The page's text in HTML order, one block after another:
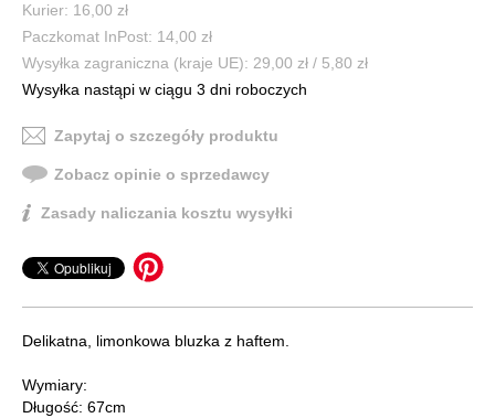
Kurier: 16,00 zł
Paczkomat InPost: 14,00 zł
Wysyłka zagraniczna (kraje UE): 29,00 zł / 5,80 zł
Wysyłka nastąpi w ciągu 3 dni roboczych
Zapytaj o szczegóły produktu
Zobacz opinie o sprzedawcy
Zasady naliczania kosztu wysyłki
Delikatna, limonkowa bluzka z haftem.
Wymiary:
Długość: 67cm